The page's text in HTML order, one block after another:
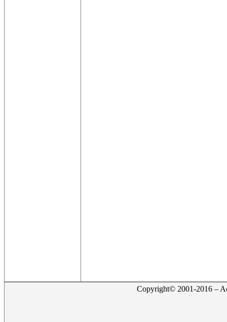
Copyright© 2001-2016 –